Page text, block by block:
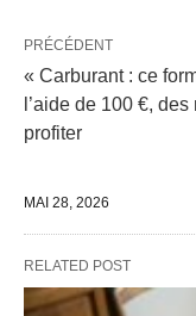
PRÉCÉDENT
« Carburant : ce
l’aide de 100 €,
profiter
MAI 28, 2026
RELATED POST